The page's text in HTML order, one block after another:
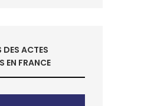
ACTES
EN FRANCE